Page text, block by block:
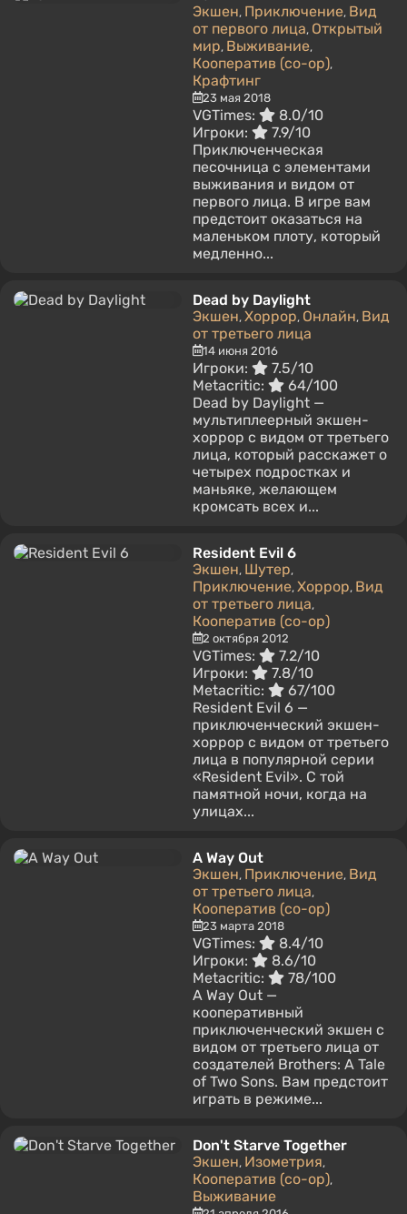
Экшен, Приключение, Вид
от первого лица, Открытый
мир, Выживание,
Кооператив (co-op),
Крафтинг
23 мая 2018
VGTimes:
8.0/10
Игроки:
7.9/10
Приключенческая
песочница с элементами
выживания и видом от
первого лица. В игре вам
предстоит оказаться на
маленьком плоту, который
медленно...
Dead by Daylight
Экшен, Хоррор, Онлайн, Вид
от третьего лица
14 июня 2016
Игроки:
7.5/10
Metacritic:
64/100
Dead by Daylight —
мультиплеерный экшен-
хоррор с видом от третьего
лица, который расскажет о
четырех подростках и
маньяке, желающем
кромсать всех и...
Resident Evil 6
Экшен, Шутер,
Приключение, Хоррор, Вид
от третьего лица,
Кооператив (co-op)
2 октября 2012
VGTimes:
7.2/10
Игроки:
7.8/10
Metacritic:
67/100
Resident Evil 6 —
приключенческий экшен-
хоррор с видом от третьего
лица в популярной серии
«Resident Evil». С той
памятной ночи, когда на
улицах...
A Way Out
Экшен, Приключение, Вид
от третьего лица,
Кооператив (co-op)
23 марта 2018
VGTimes:
8.4/10
Игроки:
8.6/10
Metacritic:
78/100
A Way Out —
кооперативный
приключенческий экшен с
видом от третьего лица от
создателей Brothers: A Tale
of Two Sons. Вам предстоит
играть в режиме...
Don't Starve Together
Экшен, Изометрия,
Кооператив (co-op),
Выживание